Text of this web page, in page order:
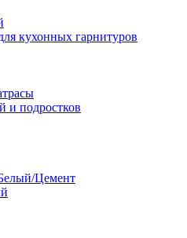
кухонных гарнитуров
и подростков
Цемент